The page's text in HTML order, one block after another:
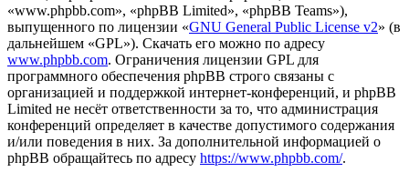
«www.phpbb.com», «phpBB Limited», «phpBB Teams»),
выпущенного по лицензии «GNU General Public License v2» (в
дальнейшем «GPL»). Скачать его можно по адресу
www.phpbb.com. Ограничения лицензии GPL для
программного обеспечения phpBB строго связаны с
организацией и поддержкой интернет-конференций, и phpBB
Limited не несёт ответственности за то, что администрация
конференций определяет в качестве допустимого содержания
и/или поведения в них. За дополнительной информацией о
phpBB обращайтесь по адресу https://www.phpbb.com/.